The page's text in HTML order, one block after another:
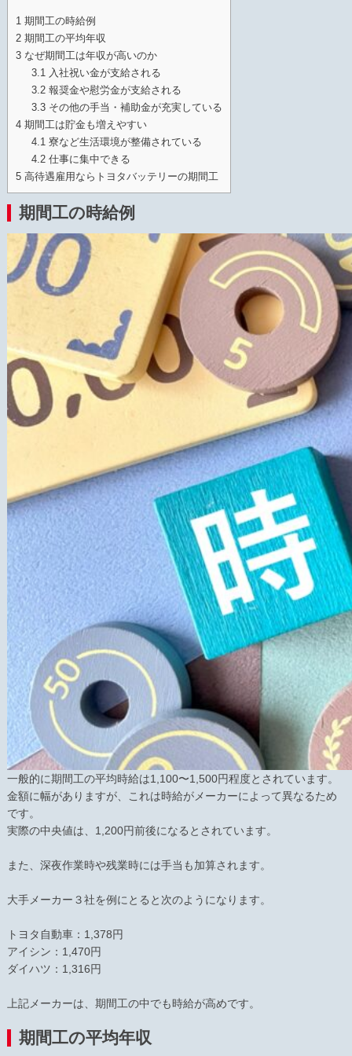
1 期間工の時給例
2期間工の平均年収
3なぜ期間工は年収が高いのか
3.1 入社祝い金が支給される
3.2報奨金や慰労金が支給される
3.3その他の手当・補助金が充実している
4期間工は貯金も増えやすい
4.1 寮など生活環境が整備されている
4.2仕事に集中できる
5高待遇雇用ならトヨタバッテリーの期間工
期間工の時給例
一般的に期間工の平均時給は1,100〜1,500円程度とされています。
金額に幅がありますが、これは時給がメーカーによって異なるため
です。
実際の中央値は、1,200円前後になるとされています。
また、深夜作業時や残業時には手当も加算されます。
大手メーカー３社を例にとると次のようになります。
トヨタ自動車：1,378円
アイシン：1,470円
ダイハツ：1,316円
上記メーカーは、期間工の中でも時給が高めです。
期間工の平均年収